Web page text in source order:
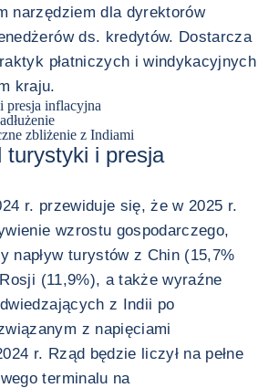
narzędziem dla dyrektorów
ds. kredytów. Dostarcza
płatniczych i windykacyjnych
kraju.
presja inflacyjna
zbliżenie z Indiami
turystyki i presja
r. przewiduje się, że w 2025 r.
wzrostu gospodarczego,
napływ turystów z Chin (15,7%
(11,9%), a także wyraźne
z Indii po
z napięciami
r. Rząd będzie liczył na pełne
terminalu na